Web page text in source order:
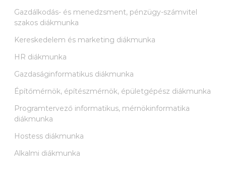
Gazdálkodás- és menedzsment, pénzügy-számvitel
szakos diákmunka
Kereskedelem és marketing diákmunka
HR diákmunka
Gazdaságinformatikus diákmunka
Építőmérnök, építészmérnök, épületgépész diákmunka
Programtervező informatikus, mérnökinformatika
diákmunka
Hostess diákmunka
Alkalmi diákmunka